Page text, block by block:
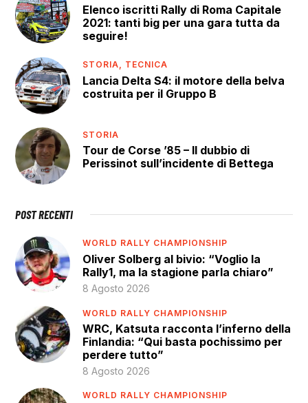
Elenco iscritti Rally di Roma Capitale
2021: tanti big per una gara tutta da
seguire!
STORIA, TECNICA
Lancia Delta S4: il motore della belva
costruita per il Gruppo B
STORIA
Tour de Corse ’85 – Il dubbio di
Perissinot sull’incidente di Bettega
POST RECENTI
WORLD RALLY CHAMPIONSHIP
Oliver Solberg al bivio: “Voglio la
Rally1, ma la stagione parla chiaro”
8 Agosto 2026
WORLD RALLY CHAMPIONSHIP
WRC, Katsuta racconta l’inferno della
Finlandia: “Qui basta pochissimo per
perdere tutto”
8 Agosto 2026
WORLD RALLY CHAMPIONSHIP